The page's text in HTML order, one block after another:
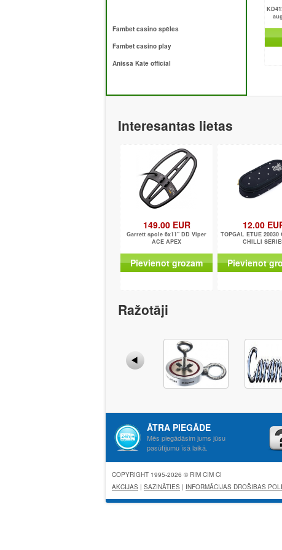
Fambet casino spēles
Fambet casino play
Anissa Kate official
Interesantas lietas
149.00 EUR
Garrett spole 6x11" DD Viper
ACE APEX
Pievienot grozam
12.00
TOPGAL ETUE 20030
CHILLI
Pievienot
Ražotāji
ĀTRA PIEGĀDE
Mēs piegādāsim jums jūsu
pasūtījumu īsā laikā.
COPYRIGHT 1995-2026 © RIM CIM CI
AKCIJAS | SAZINĀTIES | INFORMĀCIJAS DROŠIBAS